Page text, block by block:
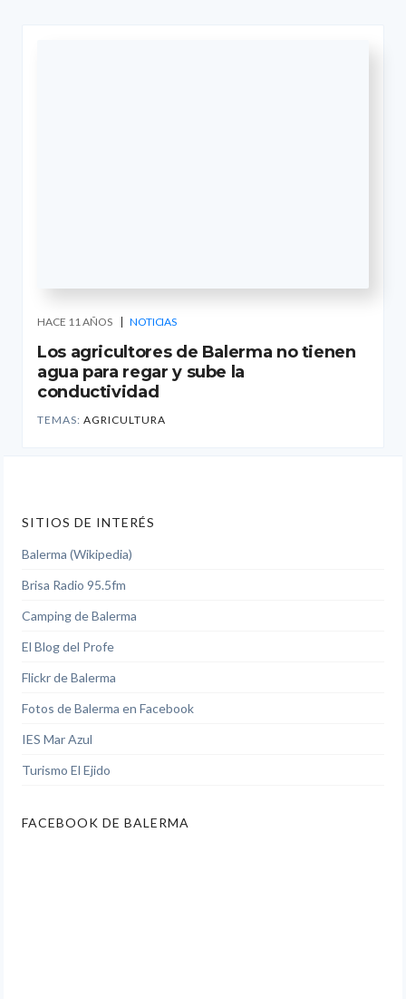
HACE 11 AÑOS NOTICIAS
Los agricultores de Balerma no tienen
agua para regar y sube la
conductividad
TEMAS: AGRICULTURA
SITIOS DE INTERÉS
Balerma (Wikipedia)
Brisa Radio 95.5fm
Camping de Balerma
El Blog del Profe
Flickr de Balerma
Fotos de Balerma en Facebook
IES Mar Azul
Turismo El Ejido
FACEBOOK DE BALERMA